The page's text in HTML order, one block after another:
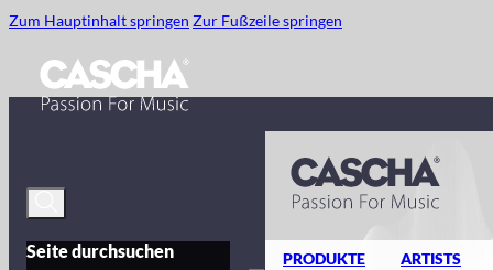
Zum Hauptinhalt springen Zur Fußzeile springen
Seite durchsuchen PRODUKTE ARTISTS